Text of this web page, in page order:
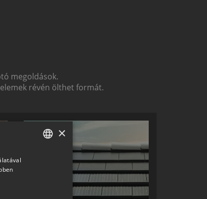
megoldások.
révén ölthet formát.
×